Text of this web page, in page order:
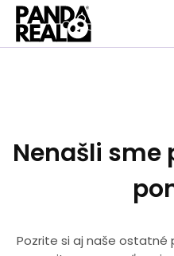
Nenašli sme
Pozrite si aj naše